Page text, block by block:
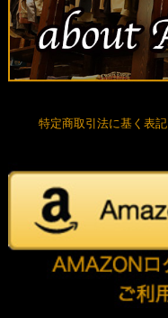
特定商取引法に基く表記